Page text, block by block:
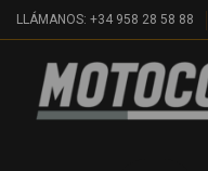
LLÁMANOS: +34 958 28 58 88